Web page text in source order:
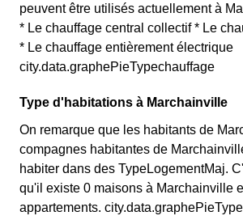
peuvent être utilisés actuellement à
* Le chauffage central collectif * Le
* Le chauffage entièrement électrique
city.data.graphePieTypechauffage
Type d'habitations à Marchainville
On remarque que les habitants de
compagnes habitantes de
habiter dans des TypeLogementMaj.
qu'il existe 0 maisons à Marchainville
appartements.